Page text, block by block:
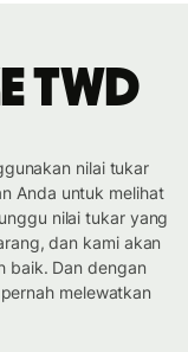
TWD
nilai tukar
Anda untuk melihat
nilai tukar yang
dan kami akan
baik. Dan dengan
melewatkan